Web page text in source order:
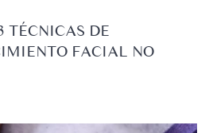
TÉCNICAS DE
FACIAL NO